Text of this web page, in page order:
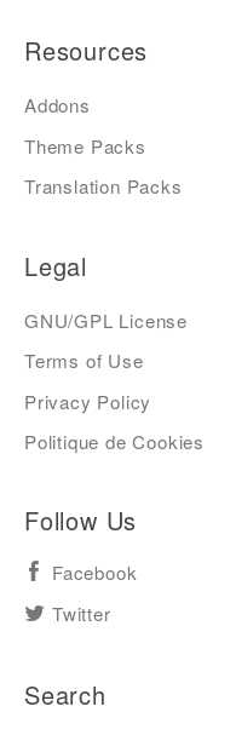
Resources
Addons
Theme Packs
Translation Packs
Legal
GNU/GPL License
Terms of Use
Privacy Policy
Politique de Cookies
Follow Us
Facebook
Twitter
Search